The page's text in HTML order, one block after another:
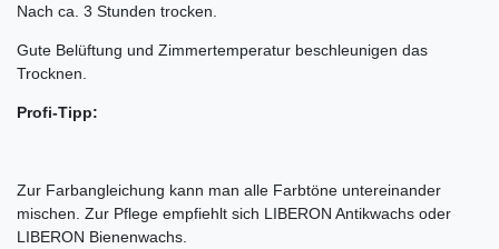
Nach ca. 3 Stunden trocken.
Gute Belüftung und Zimmertemperatur beschleunigen das
Trocknen.
Profi-Tipp:
Zur Farbangleichung kann man alle Farbtöne untereinander
mischen. Zur Pflege empfiehlt sich LIBERON Antikwachs oder
LIBERON Bienenwachs.